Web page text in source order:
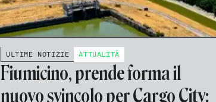
ULTIME NOTIZIE ATTUALITÀ
Fiumicino, prende forma il
nuovo svincolo per Cargo City: